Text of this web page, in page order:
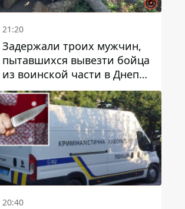
21:20
Задержали троих мужчин,
пытавшихся вывезти бойца
из воинской части в Днепр
за 7 тысяч долларов: среди
них был врач
20:40